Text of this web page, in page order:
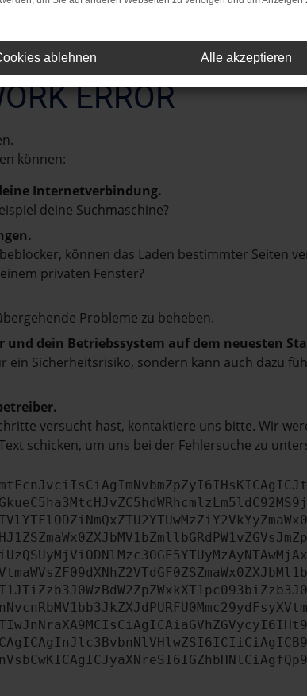
ERROR
können:
Internetverbindung.
deine Suchmaschine?
können das Laden bestimmter Seiten
privaten Fenster?
Probleme zu beheben.
und dein Betriebssystem auf dem neuesten
ein Sicherheitsrisiko, sondern kann auch dazu
versucht hast, kontaktiere uns bitte. Wir
schicken, um uns bei der Fehlersuche zu
ablehnen Alle akzeptieren